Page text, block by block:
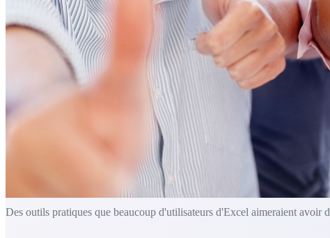
Des outils pratiques que beaucoup d'utilisateurs d'Excel aimeraient avoir